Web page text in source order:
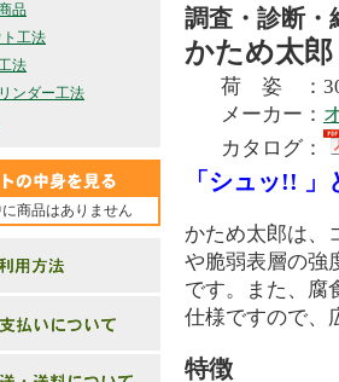
品
工法
法
ンダー工法
商品はありません
調査・診断
かため太郎
荷 姿 ：
メーカー：
カタログ：
「シュッ!!
かため太郎は、
や脆弱表層の強
です。また、腐
仕様ですので、
特徴